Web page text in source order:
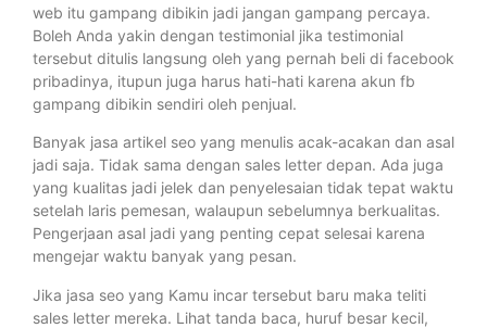
web itu gampang dibikin jadi jangan gampang percaya.
Boleh Anda yakin dengan testimonial jika testimonial
tersebut ditulis langsung oleh yang pernah beli di facebook
pribadinya, itupun juga harus hati-hati karena akun fb
gampang dibikin sendiri oleh penjual.
Banyak jasa artikel seo yang menulis acak-acakan dan asal
jadi saja. Tidak sama dengan sales letter depan. Ada juga
yang kualitas jadi jelek dan penyelesaian tidak tepat waktu
setelah laris pemesan, walaupun sebelumnya berkualitas.
Pengerjaan asal jadi yang penting cepat selesai karena
mengejar waktu banyak yang pesan.
Jika jasa seo yang Kamu incar tersebut baru maka teliti
sales letter mereka. Lihat tanda baca, huruf besar kecil,